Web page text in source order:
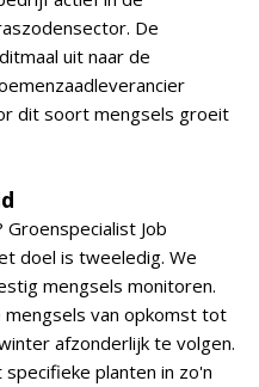
De
uit naar de
dit soort mengsels groeit
Job
doel is tweeledig. We
mengsels monitoren.
van opkomst tot
afzonderlijk te volgen.
planten in zo'n